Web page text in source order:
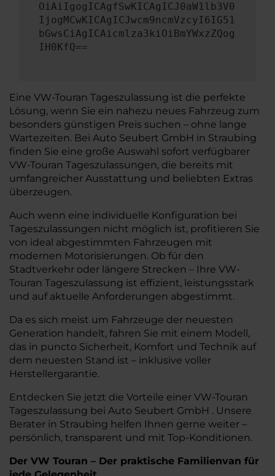
OiAiIgogICAgfSwKICAgICJ0aW1lb3V0
IjogMCwKICAgICJwcm9ncmVzcyI6IG51
bGwsCiAgICAicmlza3kiOiBmYWxzZQog
IH0KfQ==
Eine VW-Touran Tageszulassung ist die perfekte
Lösung, wenn Sie ein nahezu neues Fahrzeug zum
besonders günstigen Preis suchen – ohne lange
Wartezeiten. Bei Auto Seubert GmbH in Straubing
finden Sie eine große Auswahl sofort verfügbarer
VW-Touran Tageszulassungen, die bereits mit
umfangreicher Ausstattung und beliebten Extras
überzeugen.
Auch wenn eine individuelle Konfiguration bei
Tageszulassungen nicht möglich ist, profitieren Sie
von ideal abgestimmten Fahrzeugen mit
modernen Motorisierungen. Ob für den
Stadtverkehr oder längere Strecken – Ihre VW-
Touran Tageszulassung ist effizient, leistungsstark
und auf aktuelle Anforderungen abgestimmt.
Da es sich meist um Fahrzeuge der neuesten
Generation handelt, fahren Sie mit einem Modell,
das in puncto Sicherheit, Komfort und Technik auf
dem neuesten Stand ist – inklusive voller
Herstellergarantie.
Entdecken Sie jetzt die Vorteile einer VW-Touran
Tageszulassung bei Auto Seubert GmbH . Unsere
Berater in Straubing helfen Ihnen gerne weiter –
persönlich, transparent und mit Top-Konditionen.
Der VW Touran – Der praktische Familienvan für